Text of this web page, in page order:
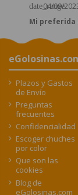
date_range
04/09/
Mi preferida
Plazos y Gastos
de Envío
Preguntas
frecuentes
Confidencialidad
Escoger chuches
por color
Que son las
cookies
Blog de
eGolosinas.com